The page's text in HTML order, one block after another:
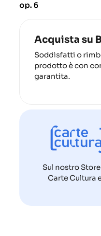
op. 6
Acquista su
Soddisfatti o
prodotto è con
garantita.
Sul nostro
Carte Cultura